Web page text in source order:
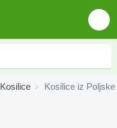
Kosilice Kosilice iz Poljske